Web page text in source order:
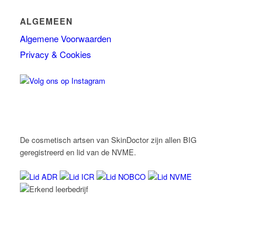
ALGEMEEN
Algemene Voorwaarden
Privacy & Cookies
De cosmetisch artsen van SkinDoctor zijn allen BIG
geregistreerd en lid van de NVME.